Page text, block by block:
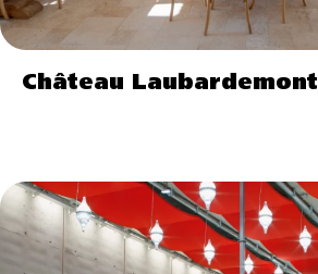
Château Laubardemont